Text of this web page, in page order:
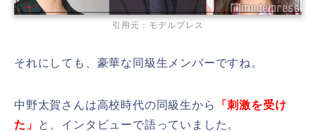
引用元：モデルプレス
それにしても、豪華な同級生メンバーですね。
中野太賀さんは高校時代の同級生から
「刺激を受け
た」
と、インタビューで語っていました。